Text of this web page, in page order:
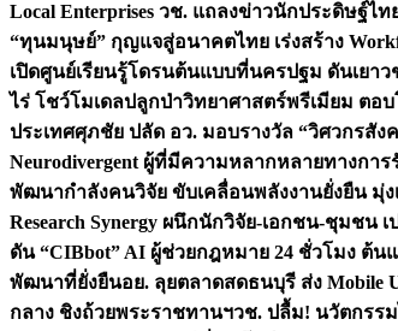
Local Enterprises วช. แถลงข่าวนักประดิษฐ์ไทย
“ทุนมนุษย์” กุญแจสู่อนาคตไทย เร่งสร้าง
เปิดศูนย์เรียนรู้โดรนต้นแบบที่นครปฐม ดันเยา
ไร่ โชว์โมเดลปลูกป่าวิทยาศาสตร์พรีเมียม ตอ
ประเทศศุภชัย ปลัด อว. มอบรางวัล “วิศวกรสั
Neurodivergent ผู้ที่มีความหลากหลายทางกา
พัฒนากำลังคนวิจัย ขับเคลื่อนพลังงานยั่งยืน มุ่ง
Research Synergy ผนึกนักวิจัย-เอกชน-ชุมชน
ดัน “CIBbot” AI ผู้ช่วยกฎหมาย 24 ชั่วโมง ต้
พัฒนาที่ยั่งยืนอย. ลุยตลาดสดธนบุรี ส่ง
กลาง ชิงถ้วยพระราชทานฯวช. ปลื้ม! นวัตกรรม